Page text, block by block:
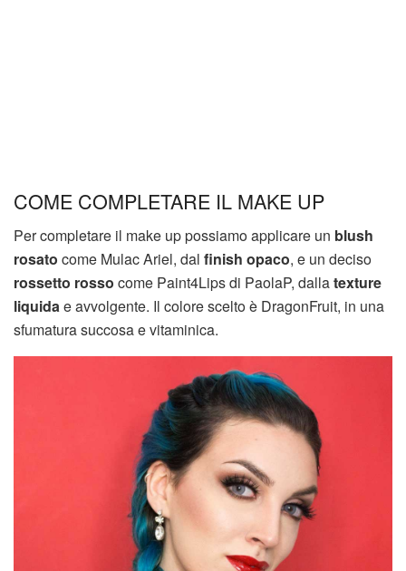
COME COMPLETARE IL MAKE UP
Per completare il make up possiamo applicare un blush
rosato come Mulac Ariel, dal finish opaco, e un deciso
rossetto rosso come Paint4Lips di PaolaP, dallatexture
liquidae avvolgente. Il colore scelto è DragonFruit, in una
sfumatura succosa e vitaminica.